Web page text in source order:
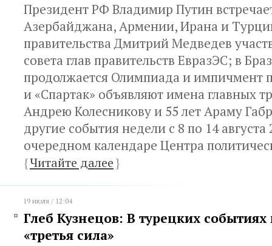
Президент РФ Владимир Путин
Азербайджана, Армении, Ирана и
правительства Дмитрий Медведев
совета глав правительств ЕвразЭС; в
продолжается Олимпиада и импичмент
и «Спартак» объявляют имена главных
Андрею Колесникову и 55 лет Араму
другие события недели с 8 по 14 августа
очередном календаре Центра
{Читайте далее}
19 июля / 12:04
Глеб Кузнецов: В турецких
«третья сила»